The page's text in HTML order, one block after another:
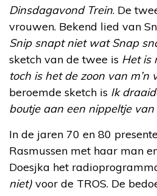
Dinsdagavond Trein. De
vrouwen. Bekend lied van
Snip snapt niet wat Snap
sketch van de twee is Het is
toch is het de zoon van m’n
beroemde sketch is Ik
boutje aan een nippeltje
In de jaren 70 en 80
Rasmussen met haar man
Doesjka het
niet) voor de TROS. De